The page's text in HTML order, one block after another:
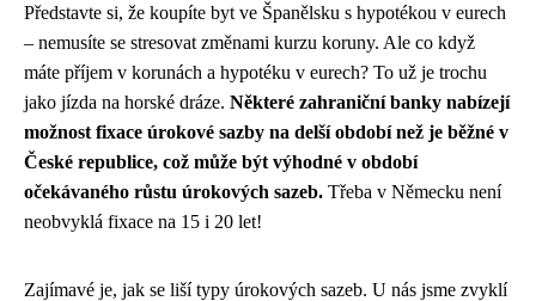
Představte si, že koupíte byt ve Španělsku s hypotékou v eurech
– nemusíte se stresovat změnami kurzu koruny. Ale co když
máte příjem v korunách a hypotéku v eurech? To už je trochu
jako jízda na horské dráze. Některé zahraniční banky nabízejí
možnost fixace úrokové sazby na delší období než je běžné v
České republice, což může být výhodné v období
očekávaného růstu úrokových sazeb. Třeba v Německu není
neobvyklá fixace na 15 i 20 let!
Zajímavé je, jak se liší typy úrokových sazeb. U nás jsme zvyklí